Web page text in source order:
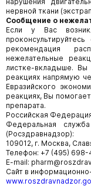
нервной ткани
Сообщение о
Если у Вас
рекомендация
нежелательные
листке-вкладыше.
реакциях напрямую
Евразийского
реакциях, Вы
препарата.
Российская
Федеральная
(Росздравнадзор):
109012, г. Москва,
Телефон: +7 (495)
E-mail:
Сайт в